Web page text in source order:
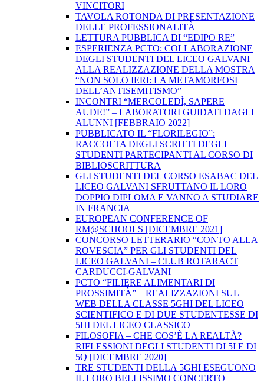
VINCITORI
TAVOLA ROTONDA DI PRESENTAZIONE
DELLE PROFESSIONALITÀ
LETTURA PUBBLICA DI “EDIPO RE”
ESPERIENZA PCTO: COLLABORAZIONE
DEGLI STUDENTI DEL LICEO GALVANI
ALLA REALIZZAZIONE DELLA MOSTRA
“NON SOLO IERI: LA METAMORFOSI
DELL’ANTISEMITISMO”
INCONTRI “MERCOLEDÌ, SAPERE
AUDE!” – LABORATORI GUIDATI DAGLI
ALUNNI [FEBBRAIO 2022]
PUBBLICATO IL “FLORILEGIO”:
RACCOLTA DEGLI SCRITTI DEGLI
STUDENTI PARTECIPANTI AL CORSO DI
BIBLIOSCRITTURA
GLI STUDENTI DEL CORSO ESABAC DEL
LICEO GALVANI SFRUTTANO IL LORO
DOPPIO DIPLOMA E VANNO A STUDIARE
IN FRANCIA
EUROPEAN CONFERENCE OF
RM@SCHOOLS [DICEMBRE 2021]
CONCORSO LETTERARIO “CONTO ALLA
ROVESCIA” PER GLI STUDENTI DEL
LICEO GALVANI – CLUB ROTARACT
CARDUCCI-GALVANI
PCTO “FILIERE ALIMENTARI DI
PROSSIMITÀ” – REALIZZAZIONI SUL
WEB DELLA CLASSE 5GHI DEL LICEO
SCIENTIFICO E DI DUE STUDENTESSE DI
5HI DEL LICEO CLASSICO
FILOSOFIA – CHE COS’È LA REALTÀ?
RIFLESSIONI DEGLI STUDENTI DI 5I E DI
5Q [DICEMBRE 2020]
TRE STUDENTI DELLA 5GHI ESEGUONO
IL LORO BELLISSIMO CONCERTO